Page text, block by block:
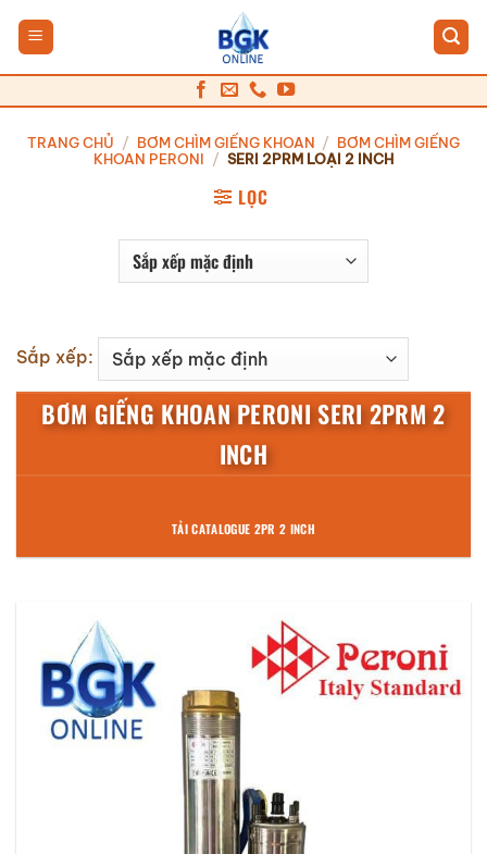
qua
nội
dung
TRANG CHỦ / BƠM CHÌM GIẾNG KHOAN / BƠM CHÌM GIẾNG
KHOAN PERONI / SERI 2PRM LOẠI 2 INCH
LỌC
Sắp xếp:
BƠM GIẾNG KHOAN PERONI SERI 2PRM 2
INCH
TẢI CATALOGUE 2PR 2 INCH